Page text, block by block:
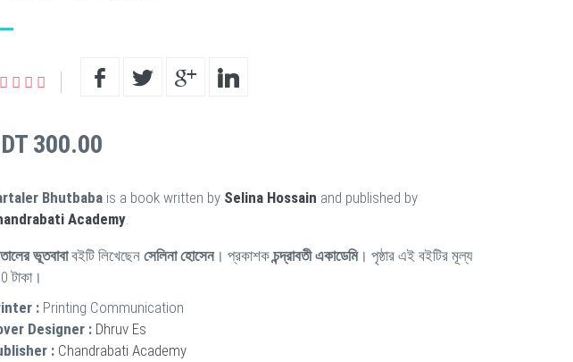
300.00
Bhutbaba is a book written by Selina Hossain and published by
Academy.
ভূতবাবাবইটি লিখেছেন সেলিনা হোসেন। প্রকাশকচন্দ্রাবতী একাডেমি। পৃষ্ঠার এই বইটির মূল্য
টাকা।
: Printing Communication
Designer : Dhruv Es
: Chandrabati Academy